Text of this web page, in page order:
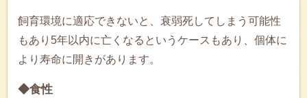
飼育環境に適応できないと、衰弱死してしまう可能性
もあり5年以内に亡くなるというケースもあり、個体に
より寿命に開きがあります。
◆食性